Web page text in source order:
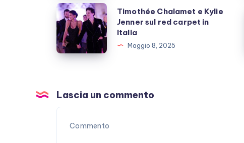
quante
inutili
polemiche
Timothée
Chalamet
e
Kylie
red
carpet
Timothée Chalamet e Kylie
Jenner sul red carpet in
Italia
Maggio 8, 2025
Lascia un commento